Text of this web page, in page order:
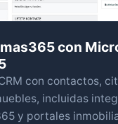
con
con contactos,
incluidas
y portales